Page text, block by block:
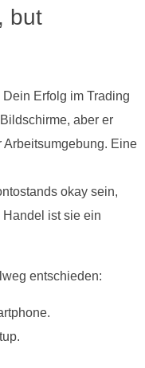
but
Erfolg im Trading
aber er
Arbeitsumgebung. Eine
okay sein,
ist sie ein
entschieden: